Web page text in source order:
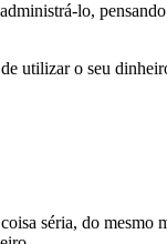
lo,
utilizar o seu
séria, do